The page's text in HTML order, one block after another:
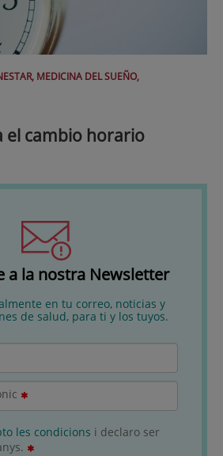
MEDICINA DEL SUEÑO,
el cambio horario
a la nostra Newsletter
en tu correo, noticias y
de salud, para ti y los tuyos.
les condicions i declaro ser